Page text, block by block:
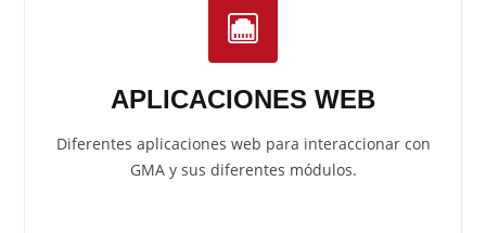
APLICACIONES WEB
Diferentes aplicaciones web para interaccionar con
GMA y sus diferentes módulos.